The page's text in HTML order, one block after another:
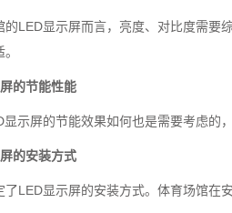
的LED显示屏而言，亮度、对比度需要
的节能性能
显示屏的节能效果如何也是需要考虑的
的安装方式
了LED显示屏的安装方式。体育场馆在